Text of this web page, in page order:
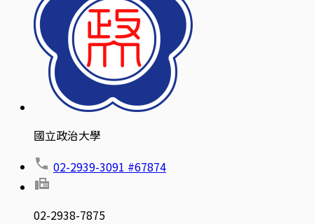
國立政治大學
02-2939-3091 #67874
02-2938-7875